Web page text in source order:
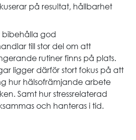
på resultat, hållbarhet
bibehålla god
till stor del om att
rutiner finns på plats.
ligger därför stort fokus på att
hur hälsofrämjande arbete
Samt hur stressrelaterad
och hanteras i tid.